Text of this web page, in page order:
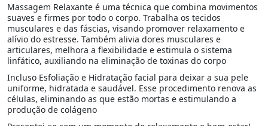
Massagem Relaxante é uma técnica que combina movimentos
suaves e firmes por todo o corpo. Trabalha os tecidos
musculares e das fáscias, visando promover relaxamento e
alívio do estresse. Também alivia dores musculares e
articulares, melhora a flexibilidade e estimula o sistema
linfático, auxiliando na eliminação de toxinas do corpo
Incluso Esfoliação e Hidratação facial para deixar a sua pele
uniforme, hidratada e saudável. Esse procedimento renova as
células, eliminando as que estão mortas e estimulando a
produção de colágeno